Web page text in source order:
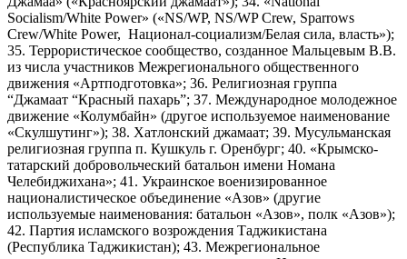
Socialism/White Power» («NS/WP, NS/WP Crew, Sparrows
Crew/White Power, Национал-социализм/Белая сила, власть»);
35. Террористическое сообщество, созданное Мальцевым В.В.
из числа участников Межрегионального общественного
движения «Артподготовка»; 36. Религиозная группа
“Джамаат “Красный пахарь”; 37. Международное молодежное
движение «Колумбайн» (другое используемое наименование
«Скулшутинг»); 38. Хатлонский джамаат; 39. Мусульманская
религиозная группа п. Кушкуль г. Оренбург; 40. «Крымско-
татарский добровольческий батальон имени Номана
Челебиджихана»; 41. Украинское военизированное
националистическое объединение «Азов» (другие
используемые наименования: батальон «Азов», полк «Азов»);
42. Партия исламского возрождения Таджикистана
(Республика Таджикистан); 43. Межрегиональное